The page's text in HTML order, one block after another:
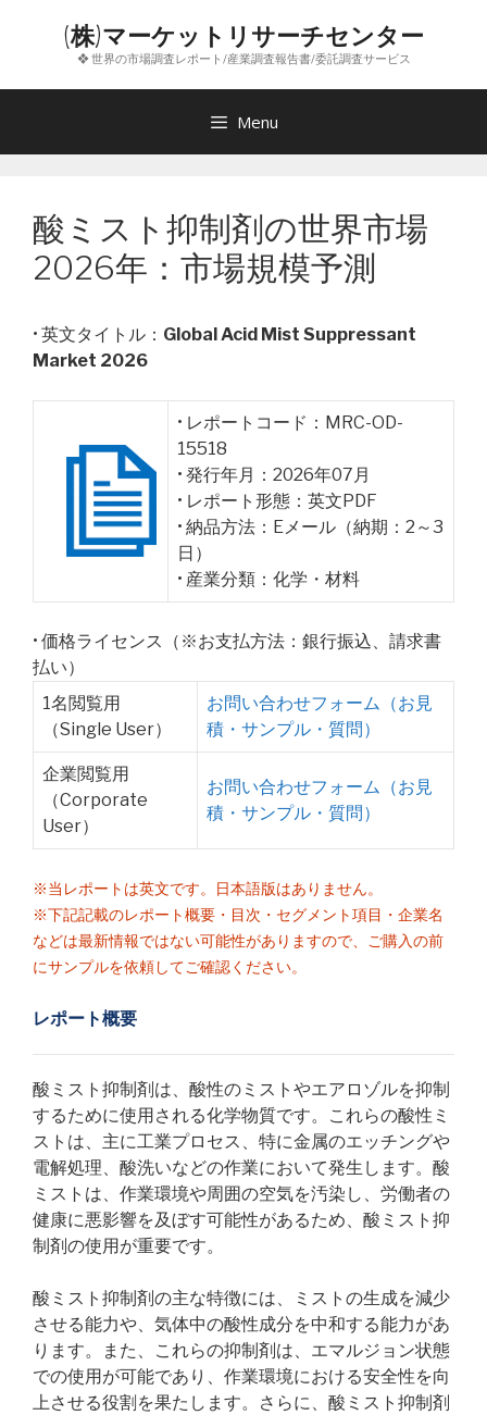
ン
(株)マーケットリサーチセンター
❖ 世界の市場調査レポート/産業調査報告書/委託調査サービス
Menu
酸ミスト抑制剤の世界市場
2026年：市場規模予測
• 英文タイトル： Global Acid Mist Suppressant
Market 2026
• レポートコード：MRC-OD-
15518
• 発行年月：2026年07月
• レポート形態：英文PDF
• 納品方法：Eメール（納期：2～3
日）
• 産業分類：化学・材料
• 価格ライセンス（※お支払方法：銀行振込、請求書
払い）
1名閲覧用
（Single User）
お問い合わせフォーム（お見
積・サンプル・質問）
企業閲覧用
（Corporate
User）
お問い合わせフォーム（お見
積・サンプル・質問）
※当レポートは英文です。日本語版はありません。
※下記記載のレポート概要・目次・セグメント項目・企業名
などは最新情報ではない可能性がありますので、ご購入の前
にサンプルを依頼してご確認ください。
レポート概要
酸ミスト抑制剤は、酸性のミストやエアロゾルを抑制
するために使用される化学物質です。これらの酸性ミ
ストは、主に工業プロセス、特に金属のエッチングや
電解処理、酸洗いなどの作業において発生します。酸
ミストは、作業環境や周囲の空気を汚染し、労働者の
健康に悪影響を及ぼす可能性があるため、酸ミスト抑
制剤の使用が重要です。
酸ミスト抑制剤の主な特徴には、ミストの生成を減少
させる能力や、気体中の酸性成分を中和する能力があ
ります。また、これらの抑制剤は、エマルジョン状態
での使用が可能であり、作業環境における安全性を向
上させる役割を果たします。さらに、酸ミスト抑制剤